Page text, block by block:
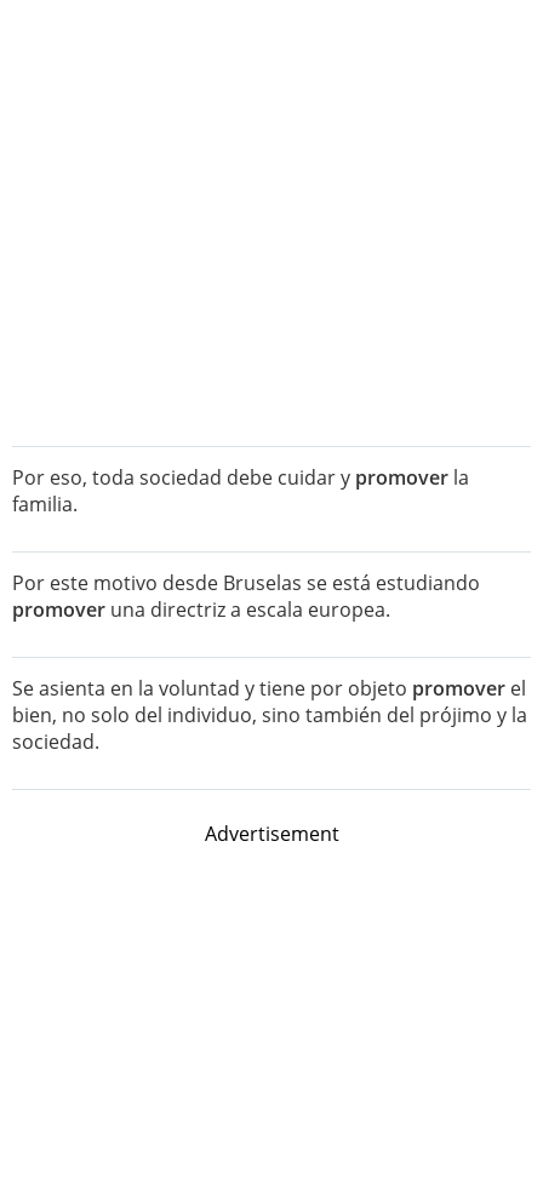
Por eso, toda sociedad debe cuidar y promover la
familia.
Por este motivo desde Bruselas se está estudiando
promover una directriz a escala europea.
Se asienta en la voluntad y tiene por objeto promover el
bien, no solo del individuo, sino también del prójimo y la
sociedad.
Advertisement